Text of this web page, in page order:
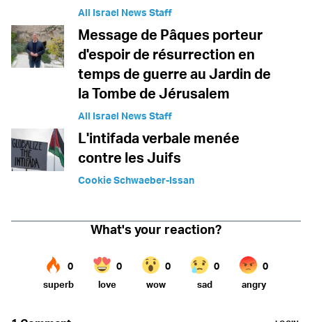
All Israel News Staff
Message de Pâques porteur
d'espoir de résurrection en
temps de guerre au Jardin de
la Tombe de Jérusalem
All Israel News Staff
L'intifada verbale menée
contre les Juifs
Cookie Schwaeber-Issan